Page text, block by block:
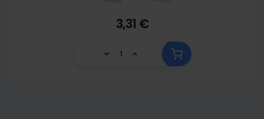
3,31 €